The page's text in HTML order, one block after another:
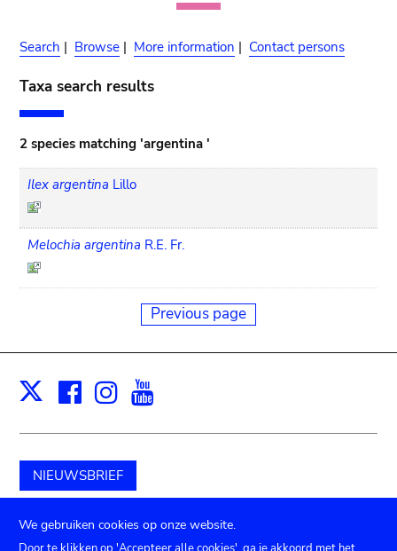
Search | Browse | More information | Contact persons
Taxa search results
2 species matching 'argentina '
Ilex argentina Lillo
Melochia argentina R.E. Fr.
Previous page
X Facebook
Instagram
NIEUWSBRIEF
Schenk aan het museum
We gebruiken cookies op onze website.